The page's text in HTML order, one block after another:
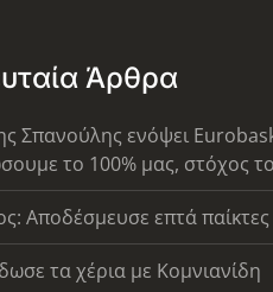
Άρθρα
Σπανούλης ενόψει
το 100% μας, στόχος
Αποδέσμευσε επτά παίκτες
τα χέρια με Κομνιανίδη